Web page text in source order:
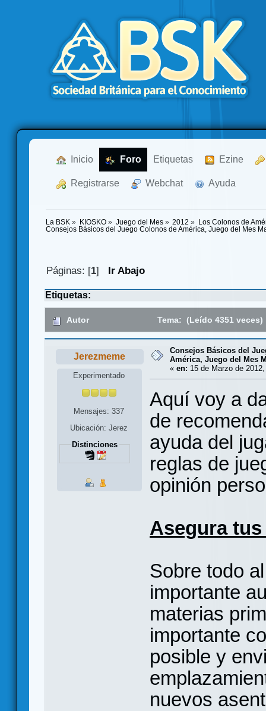
Inicio Foro Etiquetas Ezine
Registrarse Webchat Ayuda
La BSK » KIOSKO» Juego del Mes» 2012 »
Los Colonos de
Consejos Básicos del Juego Colonos de América, Juego del Mes
Páginas: [1] Ir Abajo
Etiquetas:
Autor Tema: (Leído 4351 veces)
Jerezmeme
Experimentado
Mensajes: 337
Ubicación: Jerez
Distinciones
Consejos Básicos del
América, Juego del Mes
« en: 15 de Marzo de
Aquí voy a
de
ayuda del
reglas de
opinión
Asegura
Sobre todo
importante
materias
importante
posible y
nuevos